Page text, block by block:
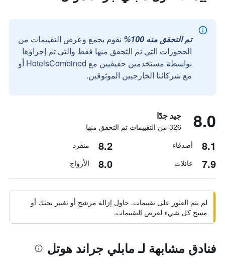
تم التحقق منه 100%
نقوم بجمع وعرض التقييمات من
الحجوزات التي تم التحقق منها فقط والتي تم إجراؤها
بواسطة مستخدمين حقيقيين مع HotelsCombined أو
مع شركائنا الخارجيين الموثوقين.
8.0 جيد جدًا
326 من التقييمات تم التحقق منها
8.1 أصدقاء 8.2 منفرد
7.9 عائلات 8.0 الأزواج
لم يتم العثور على تقييمات. حاول إزالة مرشح أو تغيير بحثك أو
مسح كل شيء لعرض التقييمات.
فنادق مشابهة لـ مابلي جراند هوتل